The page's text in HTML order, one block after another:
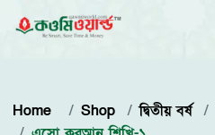
Home Shop দ্বিতীয় বর্ষ